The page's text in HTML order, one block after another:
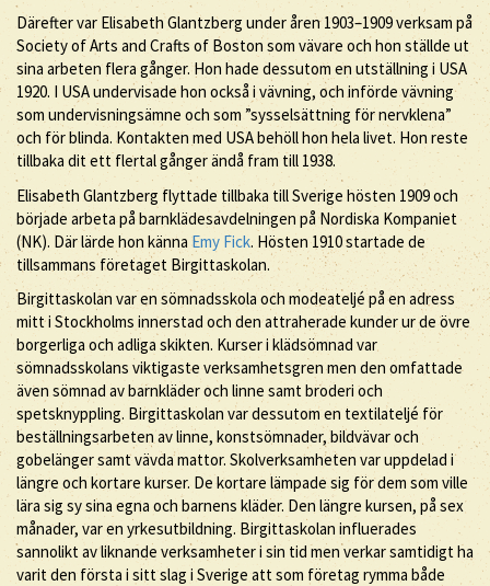
Därefter var Elisabeth Glantzberg under åren 1903–1909 verksam på
Society of Arts and Crafts of Boston som vävare och hon ställde ut
sina arbeten flera gånger. Hon hade dessutom en utställning i USA
1920. I USA undervisade hon också i vävning, och införde vävning
som undervisningsämne och som ”sysselsättning för nervklena”
och för blinda. Kontakten med USA behöll hon hela livet. Hon reste
tillbaka dit ett flertal gånger ändå fram till 1938.
Elisabeth Glantzberg flyttade tillbaka till Sverige hösten 1909 och
började arbeta på barnklädesavdelningen på Nordiska Kompaniet
(NK). Där lärde hon känna Emy Fick. Hösten 1910 startade de
tillsammans företaget Birgittaskolan.
Birgittaskolan var en sömnadsskola och modeateljé på en adress
mitt i Stockholms innerstad och den attraherade kunder ur de övre
borgerliga och adliga skikten. Kurser i klädsömnad var
sömnadsskolans viktigaste verksamhetsgren men den omfattade
även sömnad av barnkläder och linne samt broderi och
spetsknyppling. Birgittaskolan var dessutom en textilateljé för
beställningsarbeten av linne, konstsömnader, bildvävar och
gobelänger samt vävda mattor. Skolverksamheten var uppdelad i
längre och kortare kurser. De kortare lämpade sig för dem som ville
lära sig sy sina egna och barnens kläder. Den längre kursen, på sex
månader, var en yrkesutbildning. Birgittaskolan influerades
sannolikt av liknande verksamheter i sin tid men verkar samtidigt ha
varit den första i sitt slag i Sverige att som företag rymma både